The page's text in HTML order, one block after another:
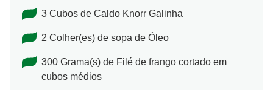
3 Cubos de Caldo Knorr Galinha
2 Colher(es) de sopa de Óleo
300 Grama(s) de Filé de frango cortado em
cubos médios